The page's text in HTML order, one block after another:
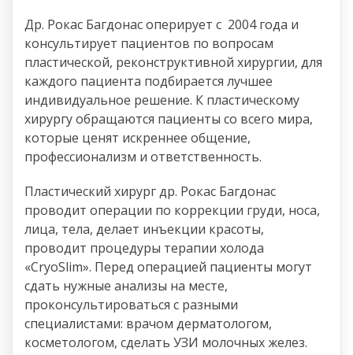
Др. Рокас Багдонас оперирует с 2004 года и
консультирует пациентов по вопросам
пластической, реконструктивной хирургии, для
каждого пациента подбирается лучшее
индивидуальное решение. К пластическому
хирургу обращаются пациенты со всего мира,
которые ценят искреннее общение,
профессионализм и ответственность.
Пластический хирург др. Рокас Багдонас
проводит операции по коррекции груди, носа,
лица, тела, делает инъекции красоты,
проводит процедуры терапии холода
«CryoSlim». Перед операцией пациенты могут
сдать нужные анализы на месте,
проконсультироваться с разными
специалистами: врачом дерматологом,
косметологом, сделать УЗИ молочных желез.